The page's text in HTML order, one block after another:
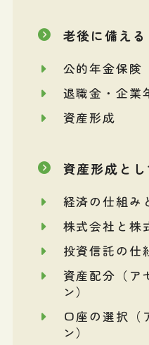
老後に備える
公的年金保険
退職金・企業
資産形成
資産形成と
経済の仕組み
株式会社と株
投資信託の仕
資産配分（ア
ン）
口座の選択（
ン）